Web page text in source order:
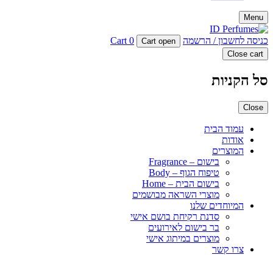
Menu
כניסה לחשבון / הרשמה Cart open
Cart 0
Close cart
סל הקניות
Close
עמוד הבית
אודות
המוצרים
בישום – Fragrance
טיפוח הגוף – Body
בישום הבית – Home
מוצרי השראה מבושמים
המיוחדים שלנו
סדנת רקיחת בושם אישי
בר בישום לאירועים
מוצרים במיתוג אישי
צרו קשר